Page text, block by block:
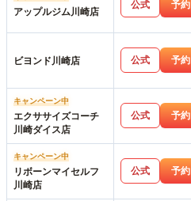
アップルジム川崎店
公式 予約
ビヨンド川崎店 公式 予約
キャンペーン中
エクササイズコーチ
川崎ダイス店
公式 予約
キャンペーン中
リボーンマイセルフ
川崎店
公式 予約